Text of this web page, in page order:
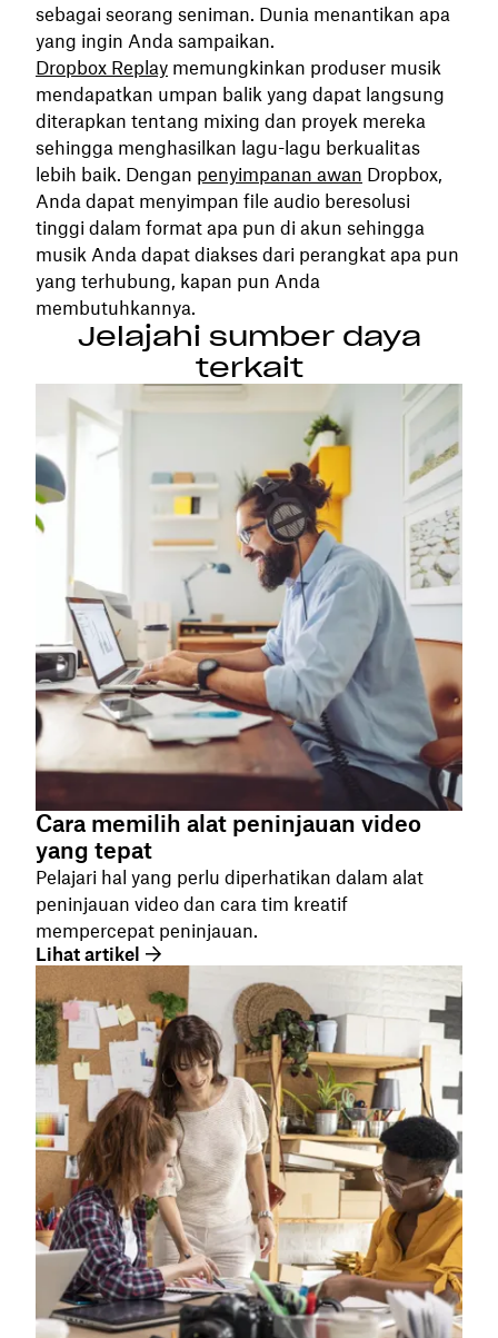
sebagai seorang seniman. Dunia menantikan apa
yang ingin Anda sampaikan.
Dropbox Replay memungkinkan produser musik
mendapatkan umpan balik yang dapat langsung
diterapkan tentang mixing dan proyek mereka
sehingga menghasilkan lagu-lagu berkualitas
lebih baik. Dengan penyimpanan awan Dropbox,
Anda dapat menyimpan file audio beresolusi
tinggi dalam format apa pun di akun sehingga
musik Anda dapat diakses dari perangkat apa pun
yang terhubung, kapan pun Anda
membutuhkannya.
Jelajahi sumber daya
terkait
Cara memilih alat peninjauan video
yang tepat
Pelajari hal yang perlu diperhatikan dalam alat
peninjauan video dan cara tim kreatif
mempercepat peninjauan.
Lihat artikel